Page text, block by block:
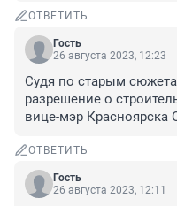
ОТВЕТИТЬ
Гость
26 августа 2023, 12:23
Судя по старым
разрешение о
вице-мэр
ОТВЕТИТЬ
Гость
26 августа 2023, 12:11